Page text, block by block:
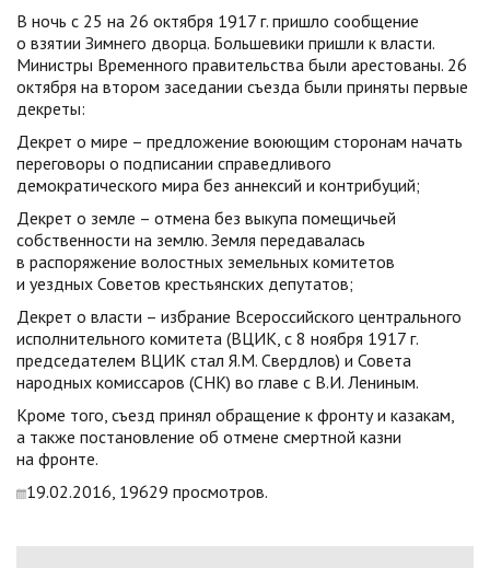
В ночь с 25 на 26 октября 1917 г. пришло сообщение
о взятии Зимнего дворца. Большевики пришли к власти.
Министры Временного правительства были арестованы. 26
октября на втором заседании съезда были приняты первые
декреты:
Декрет о мире – предложение воюющим сторонам начать
переговоры о подписании справедливого
демократического мира без аннексий и контрибуций;
Декрет о земле – отмена без выкупа помещичьей
собственности на землю. Земля передавалась
в распоряжение волостных земельных комитетов
и уездных Советов крестьянских депутатов;
Декрет о власти – избрание Всероссийского центрального
исполнительного комитета (ВЦИК, с 8 ноября 1917 г.
председателем ВЦИК стал Я.М. Свердлов) и Совета
народных комиссаров (СНК) во главе с В.И. Лениным.
Кроме того, съезд принял обращение к фронту и казакам,
а также постановление об отмене смертной казни
на фронте.
19.02.2016, 19629 просмотров.